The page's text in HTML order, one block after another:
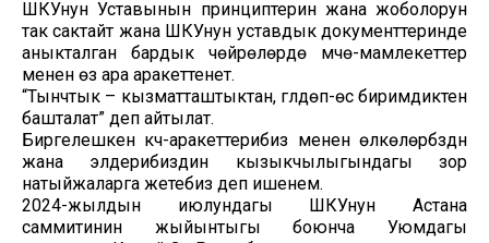
ШКУнун Уставынын принциптерин жана жоболорун
так сактайт жана ШКУнун уставдык документтеринде
аныкталган бардык чөйрөлөрдө мүчө-мамлекеттер
менен өз ара аракеттенет.
“Тынчтык – кызматташтыктан, гүлдөп-өсүү биримдиктен
башталат” деп айтылат.
Биргелешкен күч-аракеттерибиз менен өлкөлөрүбүздүн
жана элдерибиздин кызыкчылыгындагы зор
натыйжаларга жетебиз деп ишенем.
2024-жылдын июлундагы ШКУнун Астана
саммитинин жыйынтыгы боюнча Уюмдагы